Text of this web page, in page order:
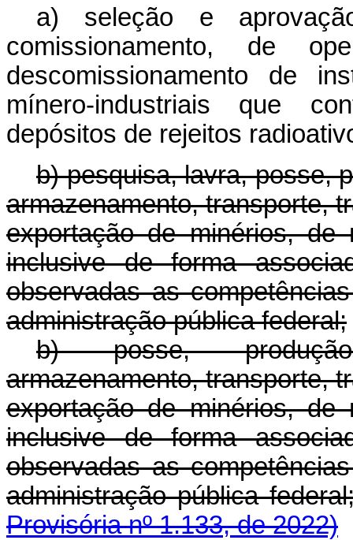
a) seleção e
comissionamento, de
descomissionamento de
mínero-industriais que
depósitos de rejeitos
b) pesquisa, lavra, posse,
armazenamento, transporte,
exportação de minérios, de
inclusive de forma
observadas as
administração pública federal;
b) posse,
armazenamento, transporte,
exportação de minérios, de
inclusive de forma
observadas as
administração pública
Provisória nº 1.133, de 2022)